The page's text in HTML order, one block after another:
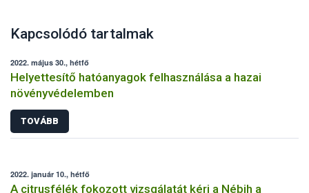
Kapcsolódó tartalmak
2022. május 30., hétfő
Helyettesítő hatóanyagok felhasználása a hazai
növényvédelemben
TOVÁBB
2022. január 10., hétfő
A citrusfélék fokozott vizsgálatát kéri a Nébih a